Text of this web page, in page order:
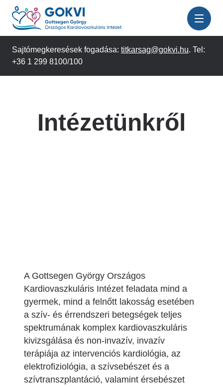
Ugrás
tartalomra
Sajtómegkeresések fogadása: titkarsag@gokvi.hu. Tel:
+36 1 299 8100/100
Intézetünkről
A Gottsegen György Országos
Kardiovaszkuláris Intézet feladata mind a
gyermek, mind a felnőtt lakosság esetében
a szív- és érrendszeri betegségek teljes
spektrumának komplex kardiovaszkuláris
kivizsgálása és non-invazív, invazív
terápiája az intervenciós kardiológia, az
elektrofiziológia, a szívsebészet és a
szívtranszplantáció, valamint érsebészet